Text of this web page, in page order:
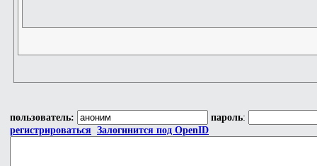
пользователь: пароль:
регистрироваться Залогинится под OpenID